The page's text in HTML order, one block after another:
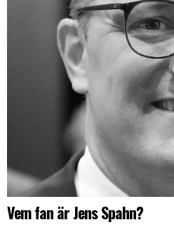
Vem fan är Jens Spahn?